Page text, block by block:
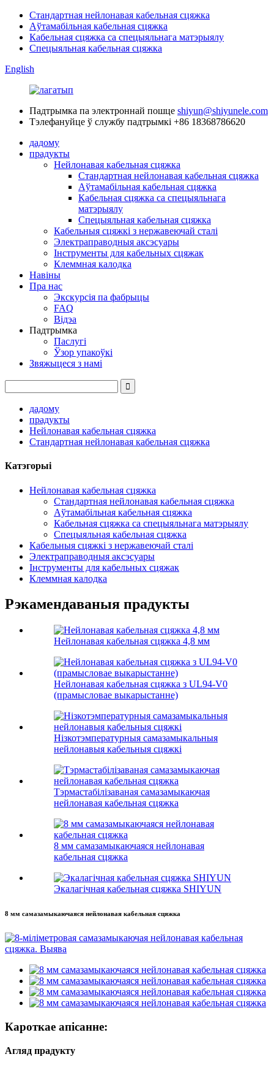
Стандартная нейлонавая кабельная сцяжка
Аўтамабільная кабельная сцяжка
Кабельная сцяжка са спецыяльнага матэрыялу
Спецыяльная кабельная сцяжка
English
Падтрымка па электроннай пошце shiyun@shiyunele.com
Тэлефануйце ў службу падтрымкі +86 18368786620
дадому
прадукты
Нейлонавая кабельная сцяжка
Стандартная нейлонавая кабельная сцяжка
Аўтамабільная кабельная сцяжка
Кабельная сцяжка са спецыяльнага
матэрыялу
Спецыяльная кабельная сцяжка
Кабельныя сцяжкі з нержавеючай сталі
Электраправодныя аксэсуары
Інструменты для кабельных сцяжак
Клеммная калодка
Навіны
Пра нас
Экскурсія па фабрыцы
FAQ
Відэа
Падтрымка
Паслугі
Ўзор упакоўкі
Звяжыцеся з намі
дадому
прадукты
Нейлонавая кабельная сцяжка
Стандартная нейлонавая кабельная сцяжка
Катэгорыі
Нейлонавая кабельная сцяжка
Стандартная нейлонавая кабельная сцяжка
Аўтамабільная кабельная сцяжка
Кабельная сцяжка са спецыяльнага матэрыялу
Спецыяльная кабельная сцяжка
Кабельныя сцяжкі з нержавеючай сталі
Электраправодныя аксэсуары
Інструменты для кабельных сцяжак
Клеммная калодка
Рэкамендаваныя прадукты
Нейлонавая кабельная сцяжка 4,8 мм
Нейлонавая кабельная сцяжка з UL94-V0
(прамысловае выкарыстанне)
Нізкотэмпературныя самазамыкальныя
нейлонавыя кабельныя сцяжкі
Тэрмастабілізаваная самазамыкаючая
нейлонавая кабельная сцяжка
8 мм самазамыкаючаяся нейлонавая
кабельная сцяжка
Экалагічная кабельная сцяжка SHIYUN
8 мм самазамыкаючаяся нейлонавая кабельная сцяжка
Кароткае апісанне:
Агляд прадукту